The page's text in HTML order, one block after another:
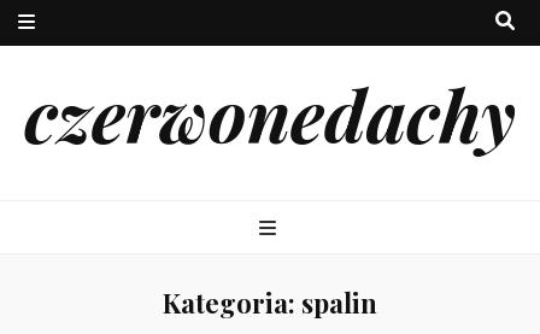
czerwonedachy
Kategoria: spalin